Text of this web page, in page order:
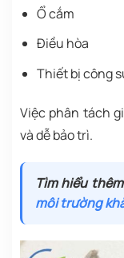
Ổ cắm
Điều hòa
Thiết bị công
Việc phân tách
và dễ bảo trì.
Tìm hiểu
môi trường